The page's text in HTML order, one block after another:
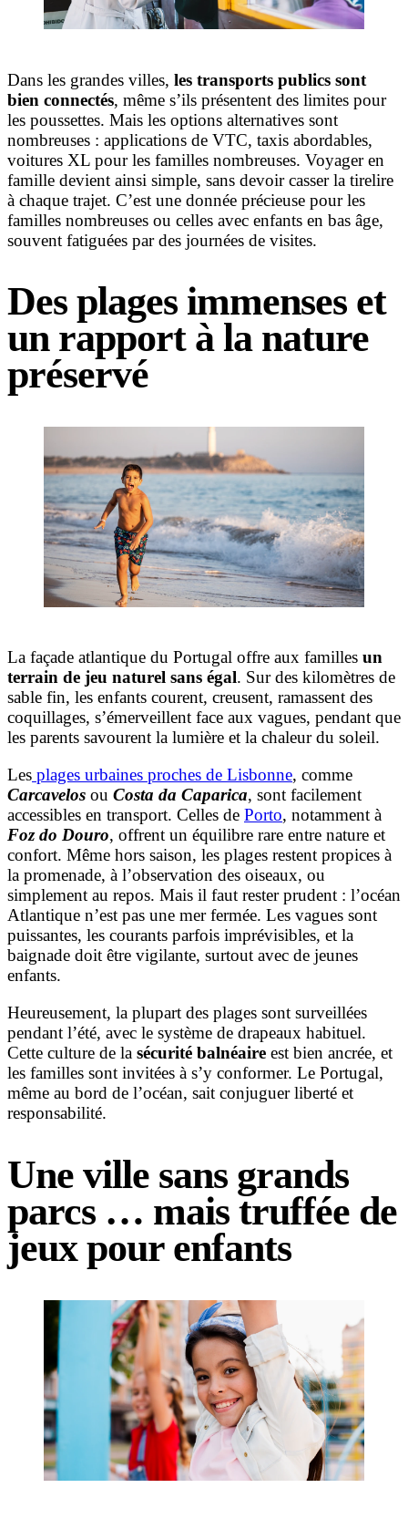
Dans les grandes villes, les transports publics sont
bien connectés, même s’ils présentent des limites pour
les poussettes. Mais les options alternatives sont
nombreuses : applications de VTC, taxis abordables,
voitures XL pour les familles nombreuses. Voyager en
famille devient ainsi simple, sans devoir casser la tirelire
à chaque trajet. C’est une donnée précieuse pour les
familles nombreuses ou celles avec enfants en bas âge,
souvent fatiguées par des journées de visites.
Des plages immenses et
un rapport à la nature
préservé
La façade atlantique du Portugal offre aux familles un
terrain de jeu naturel sans égal. Sur des kilomètres de
sable fin, les enfants courent, creusent, ramassent des
coquillages, s’émerveillent face aux vagues, pendant que
les parents savourent la lumière et la chaleur du soleil.
Les plages urbaines proches de Lisbonne, comme
Carcavelos ou Costa da Caparica, sont facilement
accessibles en transport. Celles de Porto, notamment à
Foz do Douro, offrent un équilibre rare entre nature et
confort. Même hors saison, les plages restent propices à
la promenade, à l’observation des oiseaux, ou
simplement au repos. Mais il faut rester prudent : l’océan
Atlantique n’est pas une mer fermée. Les vagues sont
puissantes, les courants parfois imprévisibles, et la
baignade doit être vigilante, surtout avec de jeunes
enfants.
Heureusement, la plupart des plages sont surveillées
pendant l’été, avec le système de drapeaux habituel.
Cette culture de la sécurité balnéaire est bien ancrée, et
les familles sont invitées à s’y conformer. Le Portugal,
même au bord de l’océan, sait conjuguer liberté et
responsabilité.
Une ville sans grands
parcs … mais truffée de
jeux pour enfants